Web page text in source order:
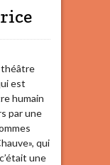
théâtre
est
humain
par une
qui
une